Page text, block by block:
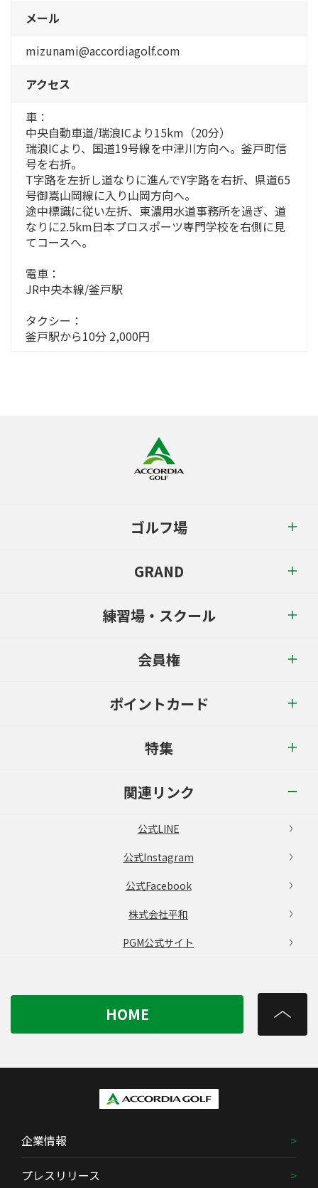
メール
mizunami@accordiagolf.com
アクセス
車：
中央自動車道/瑞浪ICより15km（20分）
瑞浪ICより、国道19号線を中津川方向へ。釜戸町信
号を右折。
T字路を左折し道なりに進んでY字路を右折、県道65
号御嵩山岡線に入り山岡方向へ。
途中標識に従い左折、東濃用水道事務所を過ぎ、道
なりに2.5km日本プロスポーツ専門学校を右側に見
てコースへ。
電車：
JR中央本線/釜戸駅
タクシー：
釜戸駅から10分 2,000円
ゴルフ場
GRAND
練習場・スクール
会員権
ポイントカード
特集
関連リンク
公式LINE
公式Instagram
公式Facebook
株式会社平和
PGM公式サイト
HOME
企業情報
プレスリリース